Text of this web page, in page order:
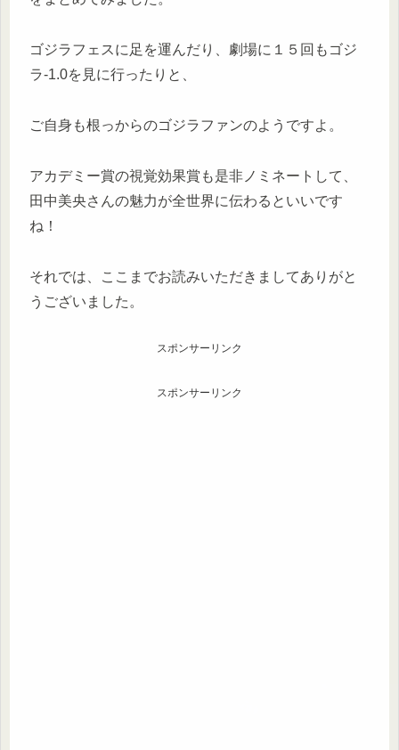
ゴジラフェスに足を運んだり、劇場に１５回もゴジ
ラ-1.0を見に行ったりと、
ご自身も根っからのゴジラファンのようですよ。
アカデミー賞の視覚効果賞も是非ノミネートして、
田中美央さんの魅力が全世界に伝わるといいです
ね！
それでは、ここまでお読みいただきましてありがと
うございました。
スポンサーリンク
スポンサーリンク